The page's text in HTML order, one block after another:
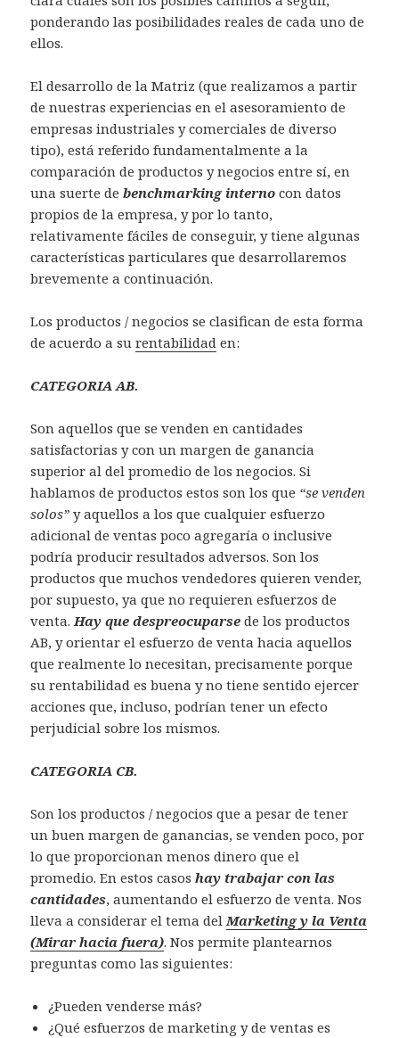
ponderando las posibilidades reales de cada uno de
ellos.
El desarrollo de la Matriz (que realizamos a partir
de nuestras experiencias en el asesoramiento de
empresas industriales y comerciales de diverso
tipo), está referido fundamentalmente a la
comparación de productos y negocios entre sí, en
una suerte debenchmarking interno con datos
propios de la empresa, y por lo tanto,
relativamente fáciles de conseguir, y tiene algunas
características particulares que desarrollaremos
brevemente a continuación.
Los productos / negocios se clasifican de esta forma
de acuerdo a surentabilidad en:
CATEGORIA AB.
Son aquellos que se venden en cantidades
satisfactorias y con un margen de ganancia
superior al del promedio de los negocios. Si
hablamos de productos estos son los que “se venden
solos” y aquellos a los que cualquier esfuerzo
adicional de ventas poco agregaría o inclusive
podría producir resultados adversos. Son los
productos que muchos vendedores quieren vender,
por supuesto, ya que no requieren esfuerzos de
venta. Hay que despreocuparse de los productos
AB, y orientar el esfuerzo de venta hacia aquellos
que realmente lo necesitan, precisamente porque
su rentabilidad es buena y no tiene sentido ejercer
acciones que, incluso, podrían tener un efecto
perjudicial sobre los mismos.
CATEGORIA CB.
Son los productos / negocios que a pesar de tener
un buen margen de ganancias, se venden poco, por
lo que proporcionan menos dinero que el
promedio. En estos casoshay trabajar con las
cantidades, aumentando el esfuerzo de venta. Nos
lleva a considerar el tema del Marketing y la Venta
(Mirar hacia fuera). Nos permite plantearnos
preguntas como las siguientes:
¿Pueden venderse más?
¿Qué esfuerzos de marketing y de ventas es